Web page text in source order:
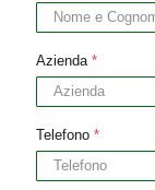
Azienda *
Telefono *